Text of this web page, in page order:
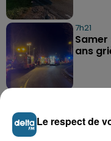
7h21
Samer
ans
Le respect de